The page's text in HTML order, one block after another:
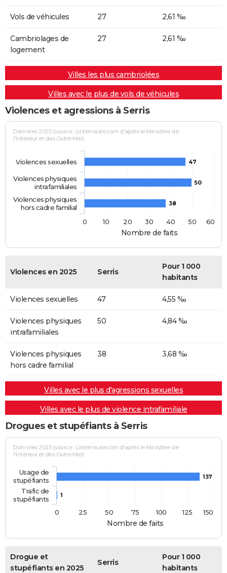
Vols de véhicules 27 2,61 ‰
Cambriolages de
logement
27 2,61 ‰
Villes les plus cambriolées
Villes avec le plus de vols de véhicules
Violences et agressions à Serris
Nombre de faits
Données 2025 (source : Linternaute.com d'après le Ministère de
l'Intérieur et des Outre-Mer)
47
50
38
Violences sexuelles
Violences physiques
intrafamiliales
Violences physiques
hors cadre familial
0
10 20 30 40 50 60
Violences en 2025 Serris
Pour 1 000
habitants
Violences sexuelles 47 4,55 ‰
Violences physiques
intrafamiliales
50 4,84 ‰
Violences physiques
hors cadre familial
38 3,68 ‰
Villes avec le plus d'agressions sexuelles
Villes avec le plus de violence intrafamiliale
Drogues et stupéfiants à Serris
Nombre de faits
Données 2025 (source : Linternaute.com d'après le Ministère de
l'Intérieur et des Outre-Mer)
137
1
Usage de
stupéfiants
Trafic de
stupéfiants
0
25 50 75 100 125 150
Drogue et
stupéfiants en 2025
Serris
Pour 1 000
habitants